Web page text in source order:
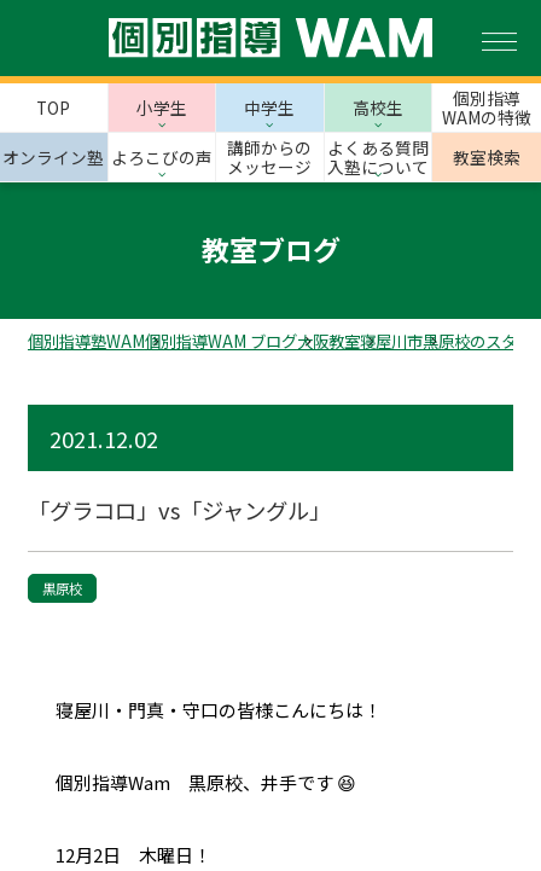
TOP 小学生 中学生 高校生
個別指導
WAMの特徴
オンライン塾 よろこびの声
講師からの
メッセージ
よくある質問
入塾について
教室検索
教室ブログ
個別指導塾WAM個別指導WAM ブログ大阪教室寝屋川市黒原校のスタッ
2021.12.02
「グラコロ」vs「ジャングル」
黒原校
寝屋川・門真・守口の皆様こんにちは！
個別指導Wam 黒原校、井手です 😆
12月2日 木曜日！